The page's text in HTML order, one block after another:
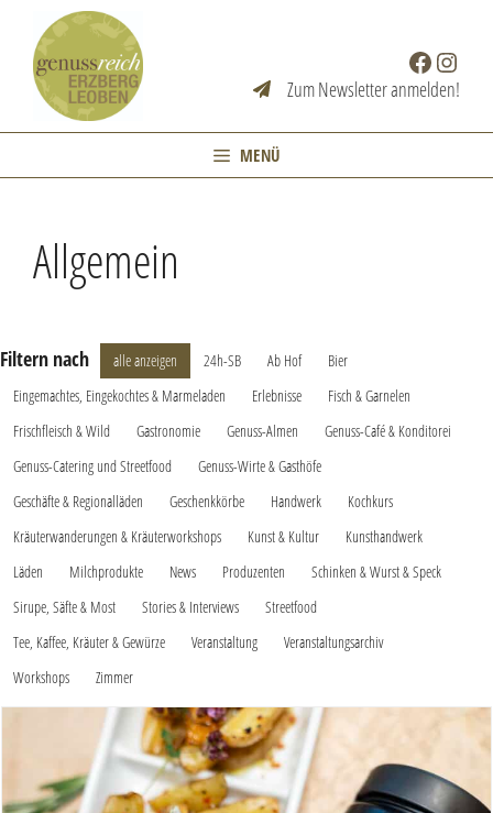
springen
Facebook
Zum Newsletter anmelden!
MENÜ
Allgemein
Filtern nach alle anzeigen 24h-SB Ab Hof
Bier
Eingemachtes, Eingekochtes & Marmeladen
Erlebnisse
Fisch & Garnelen
Frischfleisch & Wild
Gastronomie Genuss-Almen
Genuss-Café & Konditorei
Genuss-Catering und Streetfood
Genuss-Wirte & Gasthöfe
Geschäfte & Regionalläden
Geschenkkörbe Handwerk
Kochkurs
Kräuterwanderungen & Kräuterworkshops
Kunst & Kultur
Kunsthandwerk
Läden
Milchprodukte News Produzenten
Schinken & Wurst & Speck
Sirupe, Säfte & Most
Stories & Interviews
Streetfood
Tee, Kaffee, Kräuter & Gewürze
Veranstaltung
Veranstaltungsarchiv
Workshops
Zimmer